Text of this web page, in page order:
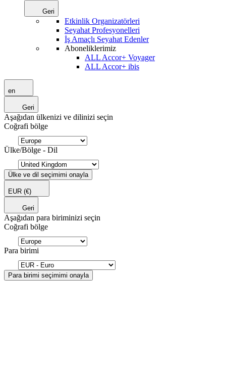
Geri
Etkinlik Organizatörleri
Seyahat Profesyonelleri
İş Amaçlı Seyahat Edenler
Aboneliklerimiz
ALL Accor+ Voyager
ALL Accor+ ibis
en
Geri
Aşağıdan ülkenizi ve dilinizi seçin
Coğrafi bölge
Ülke/Bölge - Dil
Ülke ve dil seçimimi onayla
EUR (€)
Geri
Aşağıdan para biriminizi seçin
Coğrafi bölge
Para birimi
Para birimi seçimimi onayla